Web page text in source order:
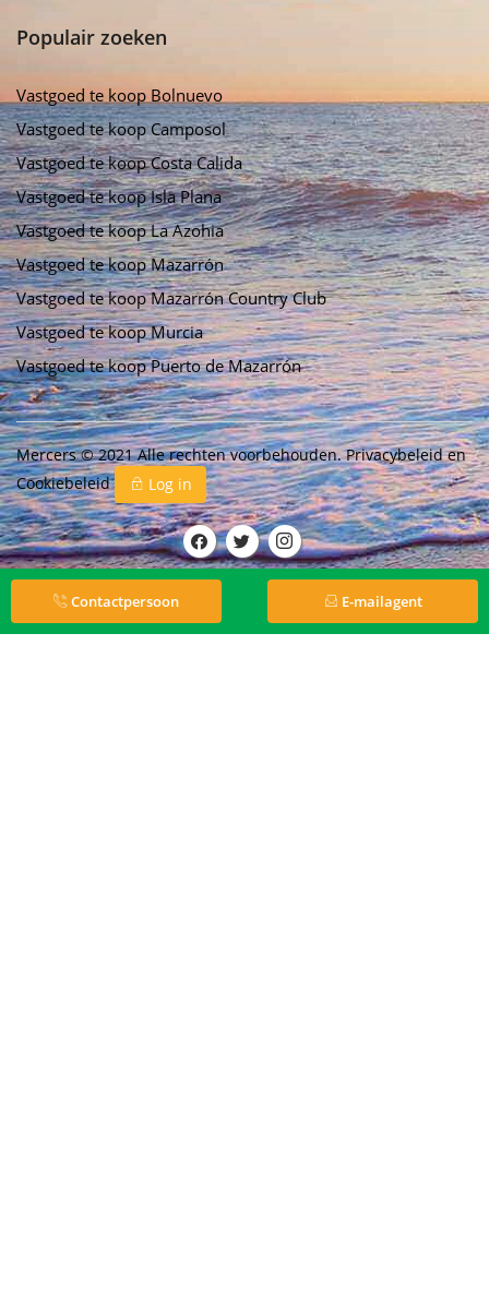
Populair zoeken
Vastgoed te koop Bolnuevo
Vastgoed te koop Camposol
Vastgoed te koop Costa Calida
Vastgoed te koop Isla Plana
Vastgoed te koop La Azohia
Vastgoed te koop Mazarrón
Vastgoed te koop Mazarrón Country Club
Vastgoed te koop Murcia
Vastgoed te koop Puerto de Mazarrón
Mercers © 2021 Alle rechten voorbehouden.Privacybeleiden
Cookiebeleid
Log in
Contactpersoon E-mailagent